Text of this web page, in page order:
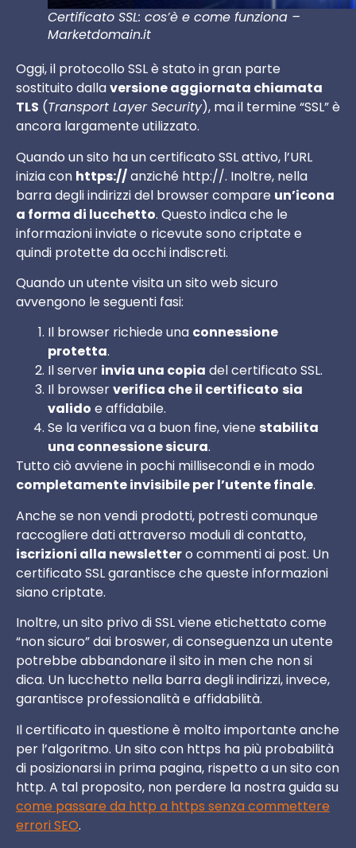
Certificato SSL: cos’è e come funziona –
Marketdomain.it
Oggi, il protocollo SSL è stato in gran parte
sostituito dallaversione aggiornata chiamata
TLS (Transport Layer Security), ma il termine “SSL” è
ancora largamente utilizzato.
Quando un sito ha un certificato SSL attivo, l’URL
inizia con https://anziché http://. Inoltre, nella
barra degli indirizzi del browser compare un’icona
a forma di lucchetto. Questo indica che le
informazioni inviate o ricevute sono criptate e
quindi protette da occhi indiscreti.
Quando un utente visita un sito web sicuro
avvengono le seguenti fasi:
Il browser richiede una connessione
protetta.
Il server invia una copia del certificato SSL.
Il browserverifica che il certificato sia
valido e affidabile.
Se la verifica va a buon fine, viene stabilita
una connessione sicura.
Tutto ciò avviene in pochi millisecondi e in modo
completamente invisibile per l’utente finale.
Anche se non vendi prodotti, potresti comunque
raccogliere dati attraverso moduli di contatto,
iscrizioni alla newslettero commenti ai post. Un
certificato SSL garantisce che queste informazioni
siano criptate.
Inoltre, un sito privo di SSL viene etichettato come
“non sicuro” dai broswer, di conseguenza un utente
potrebbe abbandonare il sito in men che non si
dica. Un lucchetto nella barra degli indirizzi, invece,
garantisce professionalità e affidabilità.
Il certificato in questione è molto importante anche
per l’algoritmo. Un sito con https ha più probabilità
di posizionarsi in prima pagina, rispetto a un sito con
http. A tal proposito, non perdere la nostra guida su
come passare da http a https senza commettere
errori SEO.